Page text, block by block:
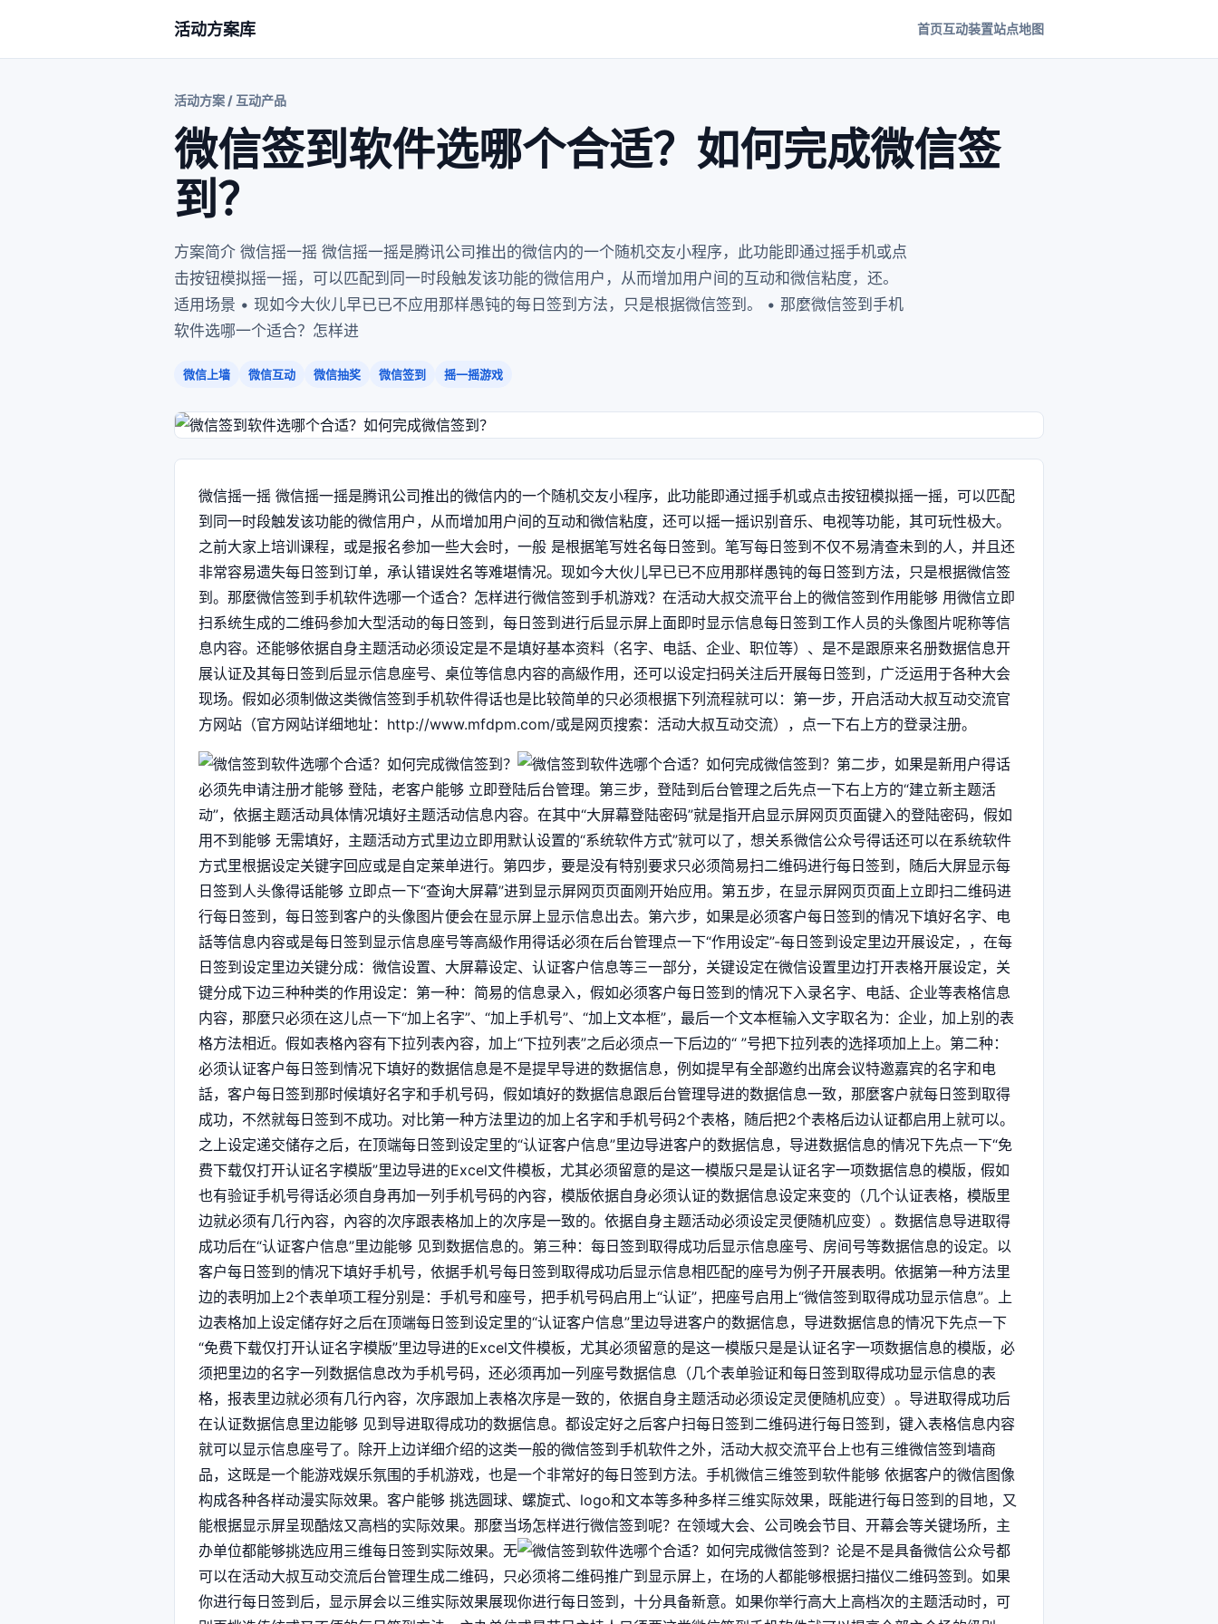
活动方案库 首页互动装置站点地图
活动方案 / 互动产品
微信签到软件选哪个合适？如何完成微信签
到？
方案简介 微信摇一摇 微信摇一摇是腾讯公司推出的微信内的一个随机交友小程序，此功能即通过摇手机或点
击按钮模拟摇一摇，可以匹配到同一时段触发该功能的微信用户，从而增加用户间的互动和微信粘度，还。
适用场景 • 现如今大伙儿早已已不应用那样愚钝的每日签到方法，只是根据微信签到。 • 那麼微信签到手机
软件选哪一个适合？怎样进
微信上墙 微信互动 微信抽奖 微信签到 摇一摇游戏
微信摇一摇 微信摇一摇是腾讯公司推出的微信内的一个随机交友小程序，此功能即通过摇手机或点击按钮模拟摇一摇，可以匹配
到同一时段触发该功能的微信用户，从而增加用户间的互动和微信粘度，还可以摇一摇识别音乐、电视等功能，其可玩性极大。
之前大家上培训课程，或是报名参加一些大会时，一般 是根据笔写姓名每日签到。笔写每日签到不仅不易清查未到的人，并且还
非常容易遗失每日签到订单，承认错误姓名等难堪情况。现如今大伙儿早已已不应用那样愚钝的每日签到方法，只是根据微信签
到。那麼微信签到手机软件选哪一个适合？怎样进行微信签到手机游戏？在活动大叔交流平台上的微信签到作用能够 用微信立即
扫系统生成的二维码参加大型活动的每日签到，每日签到进行后显示屏上面即时显示信息每日签到工作人员的头像图片呢称等信
息内容。还能够依据自身主题活动必须设定是不是填好基本资料（名字、电話、企业、职位等）、是不是跟原来名册数据信息开
展认证及其每日签到后显示信息座号、桌位等信息内容的高級作用，还可以设定扫码关注后开展每日签到，广泛运用于各种大会
现场。假如必须制做这类微信签到手机软件得话也是比较简单的只必须根据下列流程就可以：第一步，开启活动大叔互动交流官
方网站（官方网站详细地址：http://www.mfdpm.com/或是网页搜索：活动大叔互动交流），点一下右上方的登录注册。
第二步，如果是新用户得话
必须先申请注册才能够 登陆，老客户能够 立即登陆后台管理。第三步，登陆到后台管理之后先点一下右上方的“建立新主题活
动”，依据主题活动具体情况填好主题活动信息内容。在其中“大屏幕登陆密码”就是指开启显示屏网页页面键入的登陆密码，假如
用不到能够 无需填好，主题活动方式里边立即用默认设置的“系统软件方式”就可以了，想关系微信公众号得话还可以在系统软件
方式里根据设定关键字回应或是自定莱单进行。第四步，要是没有特别要求只必须简易扫二维码进行每日签到，随后大屏显示每
日签到人头像得话能够 立即点一下“查询大屏幕”进到显示屏网页页面刚开始应用。第五步，在显示屏网页页面上立即扫二维码进
行每日签到，每日签到客户的头像图片便会在显示屏上显示信息出去。第六步，如果是必须客户每日签到的情况下填好名字、电
話等信息内容或是每日签到显示信息座号等高級作用得话必须在后台管理点一下“作用设定”-每日签到设定里边开展设定，，在每
日签到设定里边关键分成：微信设置、大屏幕设定、认证客户信息等三一部分，关键设定在微信设置里边打开表格开展设定，关
键分成下边三种种类的作用设定：第一种：简易的信息录入，假如必须客户每日签到的情况下入录名字、电話、企业等表格信息
内容，那麼只必须在这儿点一下“加上名字”、“加上手机号”、“加上文本框”，最后一个文本框输入文字取名为：企业，加上别的表
格方法相近。假如表格內容有下拉列表內容，加上“下拉列表”之后必须点一下后边的“ ”号把下拉列表的选择项加上上。第二种：
必须认证客户每日签到情况下填好的数据信息是不是提早导进的数据信息，例如提早有全部邀约出席会议特邀嘉宾的名字和电
話，客户每日签到那时候填好名字和手机号码，假如填好的数据信息跟后台管理导进的数据信息一致，那麼客户就每日签到取得
成功，不然就每日签到不成功。对比第一种方法里边的加上名字和手机号码2个表格，随后把2个表格后边认证都启用上就可以。
之上设定递交储存之后，在顶端每日签到设定里的“认证客户信息”里边导进客户的数据信息，导进数据信息的情况下先点一下“免
费下载仅打开认证名字模版”里边导进的Excel文件模板，尤其必须留意的是这一模版只是是认证名字一项数据信息的模版，假如
也有验证手机号得话必须自身再加一列手机号码的內容，模版依据自身必须认证的数据信息设定来变的（几个认证表格，模版里
边就必须有几行內容，內容的次序跟表格加上的次序是一致的。依据自身主题活动必须设定灵便随机应变）。数据信息导进取得
成功后在“认证客户信息”里边能够 见到数据信息的。第三种：每日签到取得成功后显示信息座号、房间号等数据信息的设定。以
客户每日签到的情况下填好手机号，依据手机号每日签到取得成功后显示信息相匹配的座号为例子开展表明。依据第一种方法里
边的表明加上2个表单项工程分别是：手机号和座号，把手机号码启用上“认证”，把座号启用上“微信签到取得成功显示信息”。上
边表格加上设定储存好之后在顶端每日签到设定里的“认证客户信息”里边导进客户的数据信息，导进数据信息的情况下先点一下
“免费下载仅打开认证名字模版”里边导进的Excel文件模板，尤其必须留意的是这一模版只是是认证名字一项数据信息的模版，必
须把里边的名字一列数据信息改为手机号码，还必须再加一列座号数据信息（几个表单验证和每日签到取得成功显示信息的表
格，报表里边就必须有几行內容，次序跟加上表格次序是一致的，依据自身主题活动必须设定灵便随机应变）。导进取得成功后
在认证数据信息里边能够 见到导进取得成功的数据信息。都设定好之后客户扫每日签到二维码进行每日签到，键入表格信息内容
就可以显示信息座号了。除开上边详细介绍的这类一般的微信签到手机软件之外，活动大叔交流平台上也有三维微信签到墙商
品，这既是一个能游戏娱乐氛围的手机游戏，也是一个非常好的每日签到方法。手机微信三维签到软件能够 依据客户的微信图像
构成各种各样动漫实际效果。客户能够 挑选圆球、螺旋式、logo和文本等多种多样三维实际效果，既能进行每日签到的目地，又
能根据显示屏呈现酷炫又高档的实际效果。那麼当场怎样进行微信签到呢？在领域大会、公司晚会节目、开幕会等关键场所，主
办单位都能够挑选应用三维每日签到实际效果。无
论是不是具备微信公众号都
可以在活动大叔互动交流后台管理生成二维码，只必须将二维码推广到显示屏上，在场的人都能够根据扫描仪二维码签到。如果
你进行每日签到后，显示屏会以三维实际效果展现你进行每日签到，十分具备新意。如果你举行高大上高档次的主题活动时，可